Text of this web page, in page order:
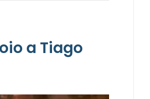
a Tiago